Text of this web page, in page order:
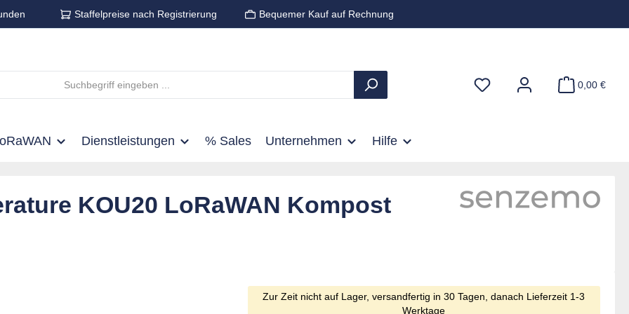
Staffelpreise nach Registrierung Bequemer Kauf auf Rechnung
0,00 €
Dienstleistungen % Sales Unternehmen Hilfe
KOU20 LoRaWAN Kompost
Zur Zeit nicht auf Lager, versandfertig in 30 Tagen, danach Lieferzeit 1-3
Werktage